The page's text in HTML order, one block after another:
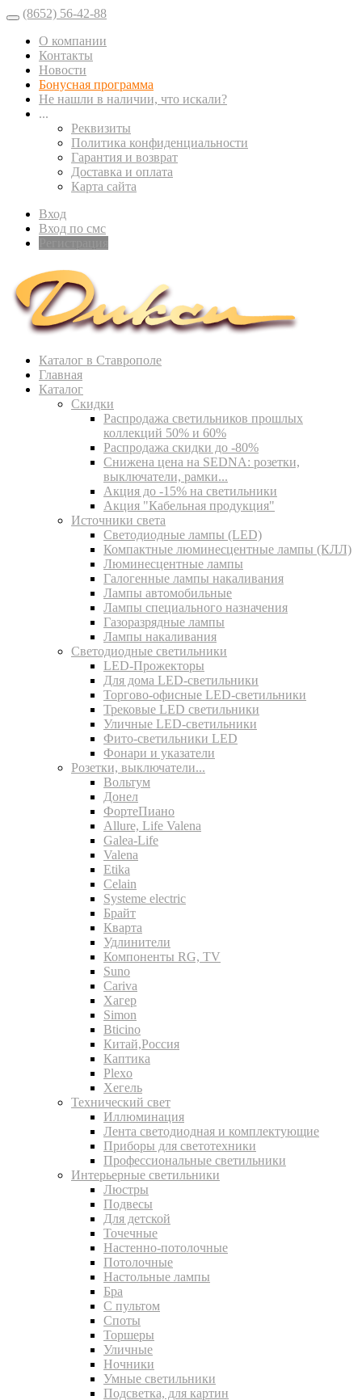
(8652) 56-42-88
О компании
Контакты
Новости
Бонусная программа
Не нашли в наличии, что искали?
...
Реквизиты
Политика конфиденциальности
Гарантия и возврат
Доставка и оплата
Карта сайта
Вход
Вход по смс
Каталог в Ставрополе
Главная
Каталог
Скидки
Распродажа светильников прошлых
коллекций 50% и 60%
Распродажа скидки до -80%
Cнижена цена на SEDNA: розетки,
выключатели, рамки...
Акция до -15% на светильники
Акция "Кабельная продукция"
Источники света
Светодиодные лампы (LED)
Компактные люминесцентные лампы (КЛЛ)
Люминесцентные лампы
Галогенные лампы накаливания
Лампы автомобильные
Лампы специального назначения
Газоразрядные лампы
Лампы накаливания
Светодиодные светильники
LED-Прожекторы
Для дома LED-светильники
Торгово-офисные LED-светильники
Трековые LED светильники
Уличные LED-светильники
Фито-светильники LED
Фонари и указатели
Розетки, выключатели...
Вольтум
Донел
ФортеПиано
Allure, Life Valena
Galea-Life
Valena
Etika
Celain
Systeme electric
Брайт
Кварта
Удлинители
Компоненты RG, TV
Suno
Cariva
Хагер
Simon
Bticino
Китай,Россия
Каптика
Plexo
Хегель
Технический свет
Иллюминация
Лента светодиодная и комплектующие
Приборы для светотехники
Профессиональные светильники
Интерьерные светильники
Люстры
Подвесы
Для детской
Точечные
Настенно-потолочные
Потолочные
Настольные лампы
Бра
С пультом
Споты
Торшеры
Уличные
Ночники
Умные светильники
Подсветка, для картин